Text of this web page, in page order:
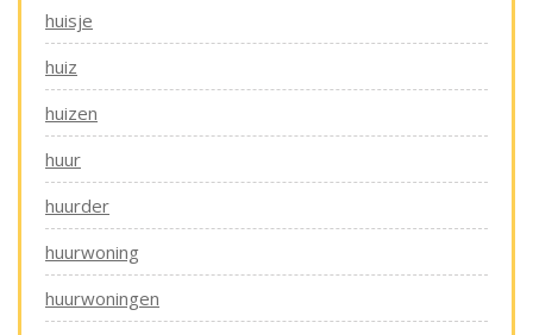
huisje
huiz
huizen
huur
huurder
huurwoning
huurwoningen